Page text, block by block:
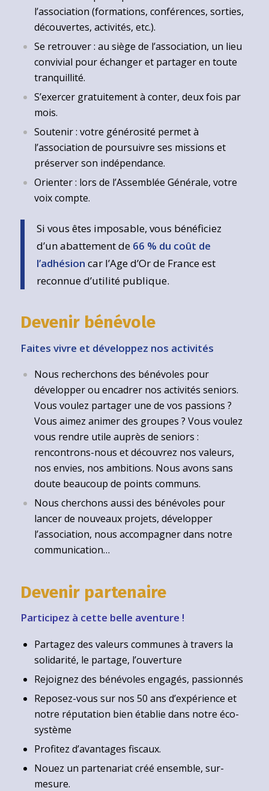
l’association (formations, conférences, sorties,
découvertes, activités, etc.).
Se retrouver : au siège de l’association, un lieu
convivial pour échanger et partager en toute
tranquillité.
S’exercer gratuitement à conter, deux fois par
mois.
Soutenir : votre générosité permet à
l’association de poursuivre ses missions et
préserver son indépendance.
Orienter : lors de l’Assemblée Générale, votre
voix compte.
Si vous êtes imposable, vous bénéficiez
d’un abattement de 66 % du coût de
l’adhésion car l’Age d’Or de France est
reconnue d’utilité publique.
Devenir bénévole
Faites vivre et développez nos activités
Nous recherchons des bénévoles pour
développer ou encadrer nos activités seniors.
Vous voulez partager une de vos passions ?
Vous aimez animer des groupes ? Vous voulez
vous rendre utile auprès de seniors :
rencontrons-nous et découvrez nos valeurs,
nos envies, nos ambitions. Nous avons sans
doute beaucoup de points communs.
Nous cherchons aussi des bénévoles pour
lancer de nouveaux projets, développer
l’association, nous accompagner dans notre
communication…
Devenir partenaire
Participez à cette belle aventure !
Partagez des valeurs communes à travers la
solidarité, le partage, l’ouverture
Rejoignez des bénévoles engagés, passionnés
Reposez-vous sur nos 50 ans d’expérience et
notre réputation bien établie dans notre éco-
système
Profitez d’avantages fiscaux.
Nouez un partenariat créé ensemble, sur-
mesure.